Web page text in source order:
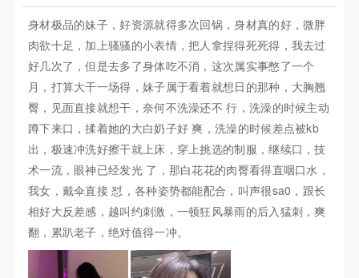
身材极品的妹子，好资源就得多次回锅，身材真的好，微胖
肉欲十足，加上骚骚的小表情，把人拿捏得死死得，我去过
好几次了，但是去多了身体吃不消，这次属实事憋了一个
月，打算大干一场得，妹子属于看着就想日的那种，大胸翘
臀，见面直接就想干，奈何不洗澡还不 行，洗澡的时候主动
蹲下来口，揉着她的大白奶子好 爽，洗澡的时候差点被kb
出，极速冲洗好擦干就上床，穿上挑选的制服，继续口，技
术一流，眼神已经发光 了，那白花花的肉臀看得直咽口水，
我女，戴伞直接 怼，各种姿势都能配合，叫声很sa0，跟长
相好大反差感，越叫约刺激，一顿狂风暴雨的后入猛刺，爽
翻，累趴老子，绝对值得一冲。